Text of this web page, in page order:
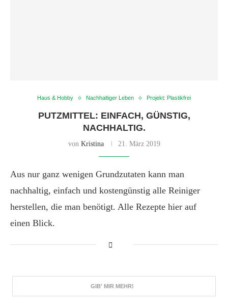
Haus & Hobby Nachhaltiger Leben Projekt: Plastikfrei
PUTZMITTEL: EINFACH, GÜNSTIG,
NACHHALTIG.
von Kristina 21. März 2019
Aus nur ganz wenigen Grundzutaten kann man
nachhaltig, einfach und kostengünstig alle Reiniger
herstellen, die man benötigt. Alle Rezepte hier auf
einen Blick.
GIB' MIR MEHR!